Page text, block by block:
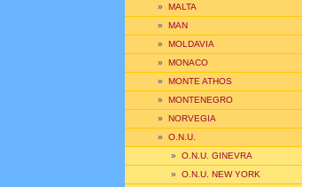
» MALTA
» MAN
» MOLDAVIA
» MONACO
» MONTE ATHOS
» MONTENEGRO
» NORVEGIA
» O.N.U.
» O.N.U. GINEVRA
» O.N.U. NEW YORK